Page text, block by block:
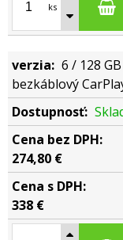
ks
6 / 128
bezkáblový
274,80 €
338 €